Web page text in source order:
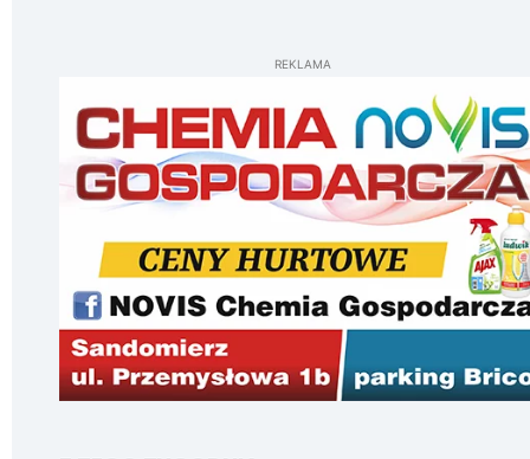
REKLAMA